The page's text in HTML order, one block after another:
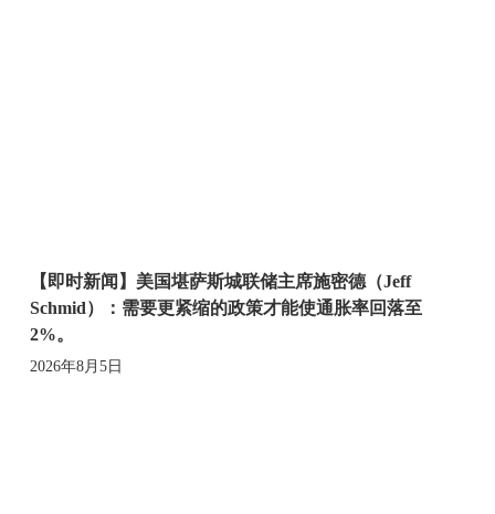
【即时新闻】美国堪萨斯城联储主席施密德（Jeff
Schmid）：需要更紧缩的政策才能使通胀率回落至
2%。
2026年8月5日